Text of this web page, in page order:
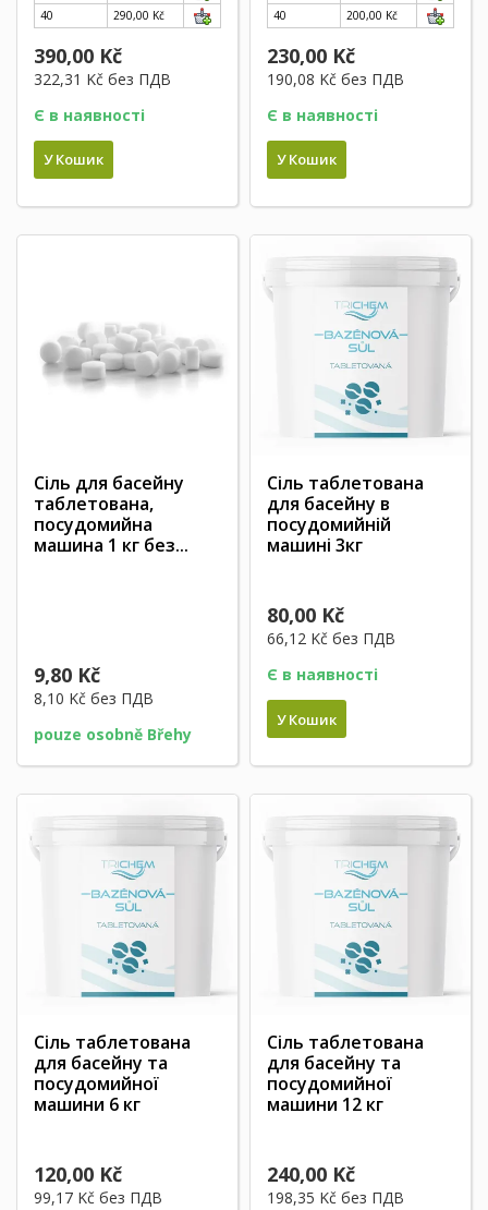
40
290,00 Kč
390,00 Kč
322,31 Kč без ПДВ
Є в наявності
У Кошик
40
200,00 Kč
230,00 Kč
190,08 Kč без ПДВ
Є в наявності
У Кошик
Сіль для басейну
таблетована,
посудомийна
машина 1 кг без...
9,80 Kč
8,10 Kč без ПДВ
pouze osobně Břehy
Сіль таблетована
для басейну в
посудомийній
машині 3кг
80,00 Kč
66,12 Kč без ПДВ
Є в наявності
У Кошик
Сіль таблетована
для басейну та
посудомийної
машини 6 кг
120,00 Kč
99,17 Kč без ПДВ
Сіль таблетована
для басейну та
посудомийної
машини 12 кг
240,00 Kč
198,35 Kč без ПДВ